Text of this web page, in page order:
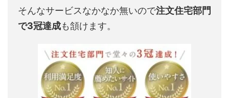
そんなサービスなかなか無いので注文住宅部門
で3冠達成も頷けます。